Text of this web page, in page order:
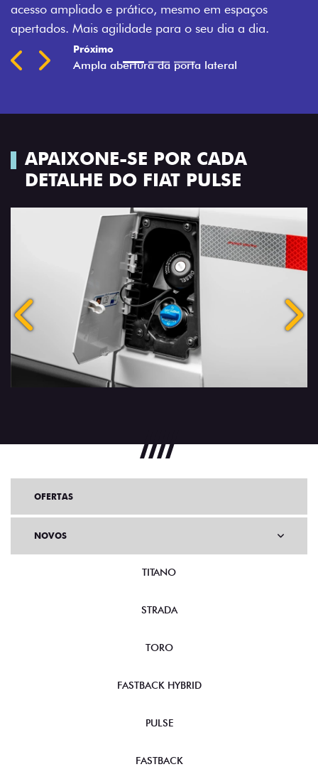
acesso ampliado e prático, mesmo em espaços
apertados. Mais agilidade para o seu dia a dia.
Previous
Next
APAIXONE-SE POR CADA
DETALHE DO FIAT PULSE
Anterior
OFERTAS
NOVOS
TITANO
STRADA
TORO
FASTBACK HYBRID
PULSE
FASTBACK